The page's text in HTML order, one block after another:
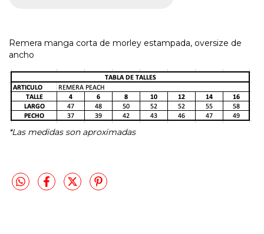
Remera manga corta de morley estampada, oversize de
ancho
*Las medidas son aproximadas